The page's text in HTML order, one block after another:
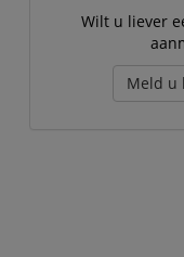
Wilt u liever
Meld u